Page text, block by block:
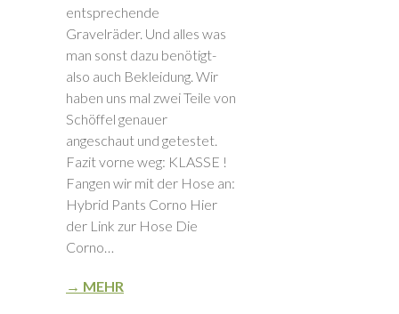
entsprechende
Gravelräder. Und alles was
man sonst dazu benötigt-
also auch Bekleidung. Wir
haben uns mal zwei Teile von
Schöffel genauer
angeschaut und getestet.
Fazit vorne weg: KLASSE !
Fangen wir mit der Hose an:
Hybrid Pants Corno Hier
der Link zur Hose Die
Corno…
→ MEHR